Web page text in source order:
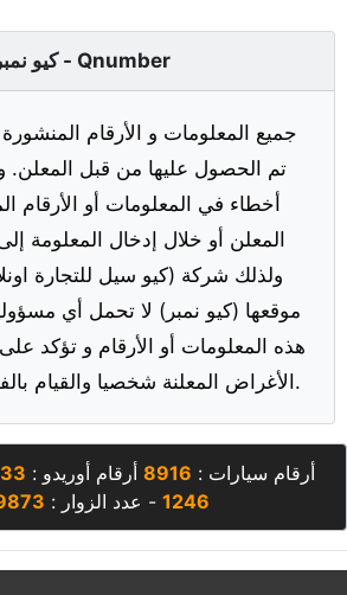
كيو نمبر - Qnumber
جميع المعلومات و الأرقام
تم الحصول عليها من قبل المعلن.
أخطاء في المعلومات أو الأرقام
المعلن أو خلال إدخال المعلومة
ولذلك شركة (كيو سيل للتجارة
موقعها (كيو نمبر) لا تحمل أي
هذه المعلومات أو الأرقام و تؤكد
الأغراض المعلنة شخصيا والقيام بالفحص قبل الشراء.
أرقام سيارات : 8916 أرقام أوريدو :
1246 - عدد الزوار :